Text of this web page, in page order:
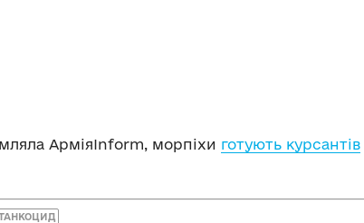
АрміяInform, морпіхи готують курсантів